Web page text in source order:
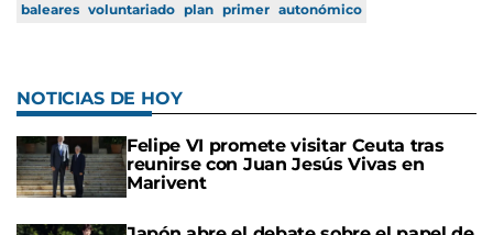
baleares voluntariado plan primer autonómico
NOTICIAS DE HOY
Felipe VI promete visitar Ceuta tras
reunirse con Juan Jesús Vivas en
Marivent